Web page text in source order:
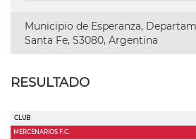
Municipio de Esperanza,
Santa Fe, S3080, Argentina
RESULTADO
CLUB
MERCENARIOS F.C.